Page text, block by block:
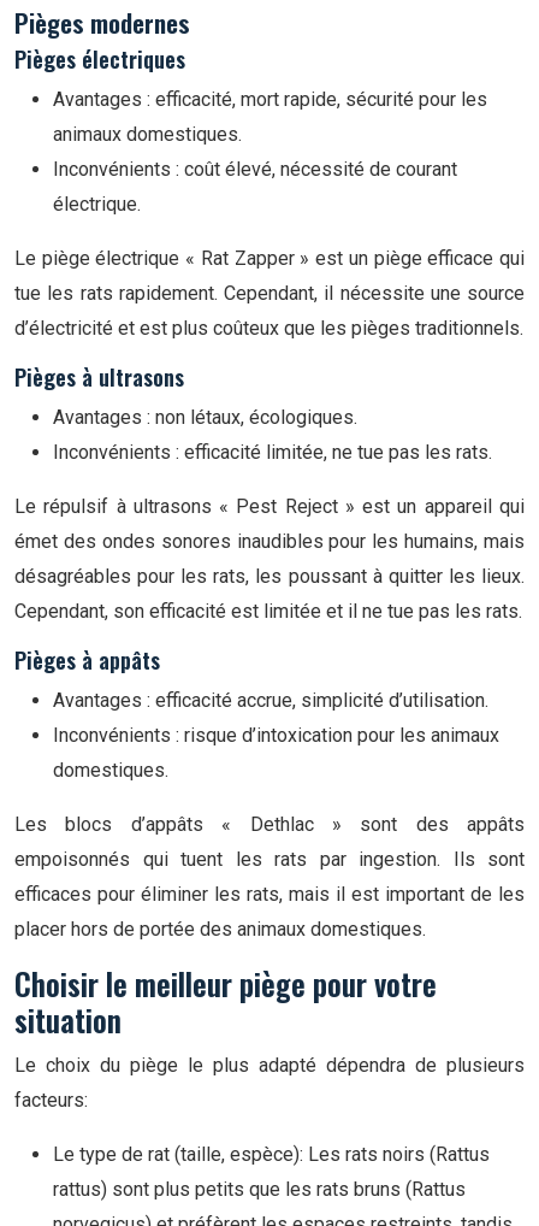
Pièges modernes
Pièges électriques
Avantages : efficacité, mort rapide, sécurité pour les
animaux domestiques.
Inconvénients : coût élevé, nécessité de courant
électrique.
Le piège électrique « Rat Zapper » est un piège efficace qui
tue les rats rapidement. Cependant, il nécessite une source
d’électricité et est plus coûteux que les pièges traditionnels.
Pièges à ultrasons
Avantages : non létaux, écologiques.
Inconvénients : efficacité limitée, ne tue pas les rats.
Le répulsif à ultrasons « Pest Reject » est un appareil qui
émet des ondes sonores inaudibles pour les humains, mais
désagréables pour les rats, les poussant à quitter les lieux.
Cependant, son efficacité est limitée et il ne tue pas les rats.
Pièges à appâts
Avantages : efficacité accrue, simplicité d’utilisation.
Inconvénients : risque d’intoxication pour les animaux
domestiques.
Les blocs d’appâts « Dethlac » sont des appâts
empoisonnés qui tuent les rats par ingestion. Ils sont
efficaces pour éliminer les rats, mais il est important de les
placer hors de portée des animaux domestiques.
Choisir le meilleur piège pour votre
situation
Le choix du piège le plus adapté dépendra de plusieurs
facteurs:
Le type de rat (taille, espèce): Les rats noirs (Rattus
rattus) sont plus petits que les rats bruns (Rattus